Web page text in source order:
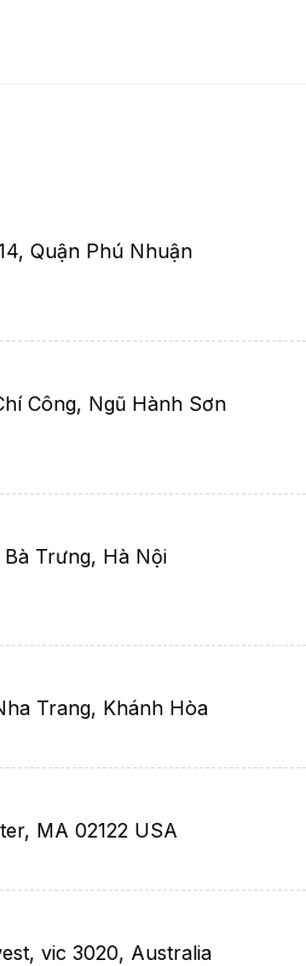
Quận Phú Nhuận
Công, Ngũ Hành Sơn
Trưng, Hà Nội
Trang, Khánh Hòa
MA 02122 USA
vic 3020, Australia